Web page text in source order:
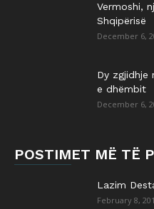
Vermoshi,
Shqipërisë
December 6,
Dy zgjidhje
e dhëmbit
December 6,
POSTIMET MË TË
Lazim
February 8,